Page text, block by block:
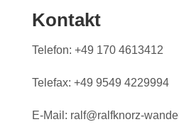
Kontakt
Telefon: +49 170 4613412
Telefax: +49 9549 4229994
E-Mail: ralf@ralfknorz-